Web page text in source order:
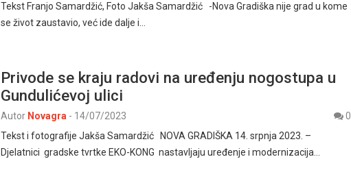
Tekst Franjo Samardžić, Foto Jakša Samardžić -Nova Gradiška nije grad u kome
se život zaustavio, već ide dalje i…
Privode se kraju radovi na uređenju nogostupa u
Gundulićevoj ulici
Autor Novagra - 14/07/2023
0
Tekst i fotografije Jakša Samardžić NOVA GRADIŠKA 14. srpnja 2023. –
Djelatnici gradske tvrtke EKO-KONG nastavljaju uređenje i modernizacija…